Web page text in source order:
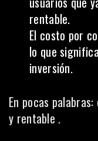
rentable.
El costo por
lo que
inversión.
En pocas
y rentable .